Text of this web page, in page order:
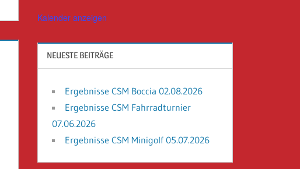
Kalender anzeigen
NEUESTE BEITRÄGE
Ergebnisse CSM Boccia 02.08.2026
Ergebnisse CSM Fahrradturnier
07.06.2026
Ergebnisse CSM Minigolf 05.07.2026